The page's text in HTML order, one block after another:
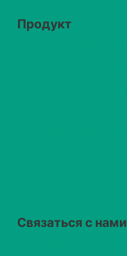
Продукт
Связаться с нами